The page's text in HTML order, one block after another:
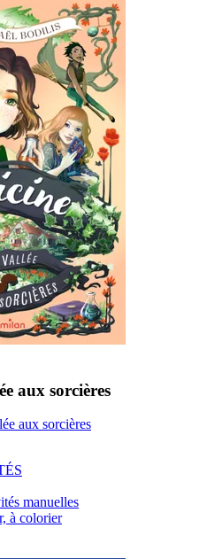
aux sorcières
aux sorcières
manuelles
à colorier